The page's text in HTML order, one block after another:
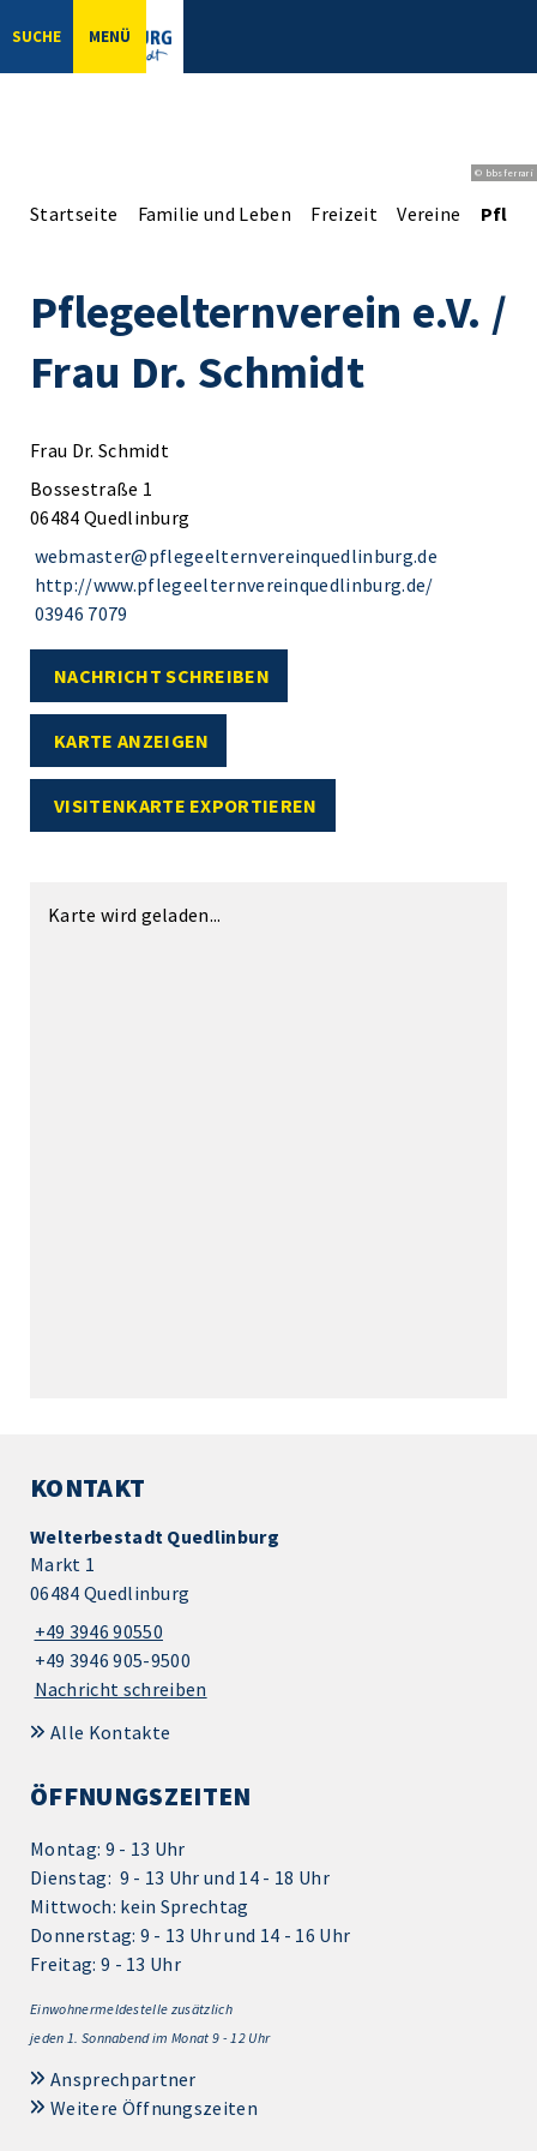
SUCHE MENÜ
© bbsferrari
Startseite Familie und Leben Freizeit Vereine
Pflegeelternverein e.V. /
Frau Dr. Schmidt
Frau Dr. Schmidt
Bossestraße 1
06484 Quedlinburg
webmaster@pflegeelternvereinquedlinburg.de
http://www.pflegeelternvereinquedlinburg.de/
03946 7079
NACHRICHT SCHREIBEN
KARTE ANZEIGEN
VISITENKARTE EXPORTIEREN
Karte wird geladen...
KONTAKT
Welterbestadt Quedlinburg
Markt 1
06484 Quedlinburg
+49 3946 90550
+49 3946 905-9500
Nachricht schreiben
Alle Kontakte
ÖFFNUNGSZEITEN
Montag: 9 - 13 Uhr
Dienstag: 9 - 13 Uhr und 14 - 18 Uhr
Mittwoch: kein Sprechtag
Donnerstag: 9 - 13 Uhr und 14 - 16 Uhr
Freitag: 9 - 13 Uhr
Einwohnermeldestelle zusätzlich
jeden 1. Sonnabend im Monat 9 - 12 Uhr
Ansprechpartner
Weitere Öffnungszeiten